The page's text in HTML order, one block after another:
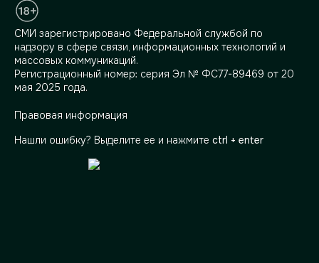
СМИ зарегистрировано Федеральной службой по
надзору в сфере связи, информационных технологий и
массовых коммуникаций.
Регистрационный номер: серия Эл № ФС77-89469 от 20
мая 2025 года.
Правовая информация
Нашли ошибку? Выделите ее и нажмите ctrl + enter